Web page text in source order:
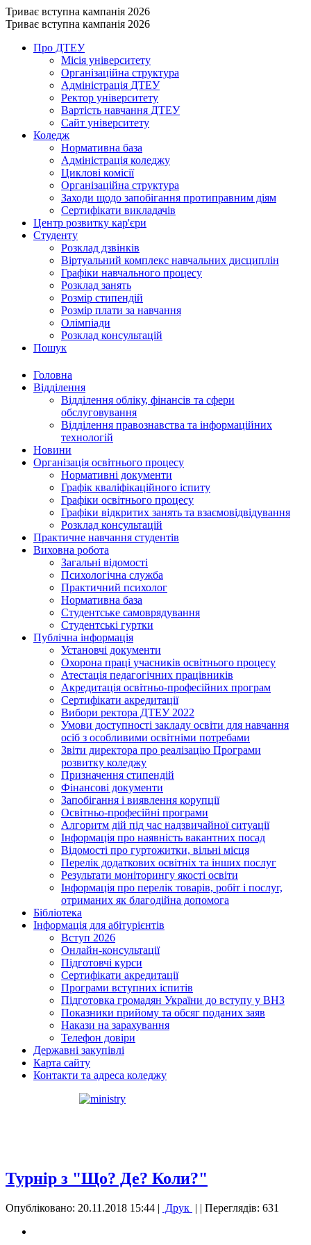
Триває вступна кампанія 2026
Триває вступна кампанія 2026
Про ДТЕУ
Місія університету
Організаційна структура
Адміністрація ДТЕУ
Ректор університету
Вартість навчання ДТЕУ
Сайт університету
Коледж
Нормативна база
Адміністрація коледжу
Циклові комісії
Організаційна структура
Заходи щодо запобігання протиправним діям
Сертифікати викладачів
Центр розвитку кар'єри
Студенту
Розклад дзвінків
Віртуальний комплекс навчальних дисциплін
Графіки навчального процесу
Розклад занять
Розмір стипендій
Розмір плати за навчання
Олімпіади
Розклад консультацій
Пошук
Головна
Відділення
Відділення обліку, фінансів та сфери
обслуговування
Відділення правознавства та інформаційних
технологій
Новини
Організація освітнього процесу
Нормативні документи
Графік кваліфікаційного іспиту
Графіки освітнього процесу
Графіки відкритих занять та взаємовідвідування
Розклад консультацій
Практичне навчання студентів
Виховна робота
Загальні відомості
Психологічна служба
Практичний психолог
Нормативна база
Студентське самоврядування
Студентські гуртки
Публічна інформація
Установчі документи
Охорона праці учасників освітнього процесу
Атестація педагогічних працівників
Акредитація освітньо-професійних програм
Сертифікати акредитації
Вибори ректора ДТЕУ 2022
Умови доступності закладу освіти для навчання
осіб з особливими освітніми потребами
Звіти директора про реалізацію Програми
розвитку коледжу
Призначення стипендій
Фінансові документи
Запобігання і виявлення корупції
Освітньо-професійні програми
Алгоритм дій під час надзвичайної ситуації
Інформація про наявність вакантних посад
Відомості про гуртожитки, вільні місця
Перелік додаткових освітніх та інших послуг
Результати моніторингу якості освіти
Інформація про перелік товарів, робіт і послуг,
отриманих як благодійна допомога
Бібліотека
Інформація для абітурієнтів
Вступ 2026
Онлайн-консультації
Підготовчі курси
Сертифікати акредитації
Програми вступних іспитів
Підготовка громадян України до вступу у ВНЗ
Показники прийому та обсяг поданих заяв
Накази на зарахування
Телефон довіри
Державні закупівлі
Карта сайту
Контакти та адреса коледжу
Турнір з "Що? Де? Коли?"
Опубліковано: 20.11.2018 15:44 | Друк | | Переглядів: 631